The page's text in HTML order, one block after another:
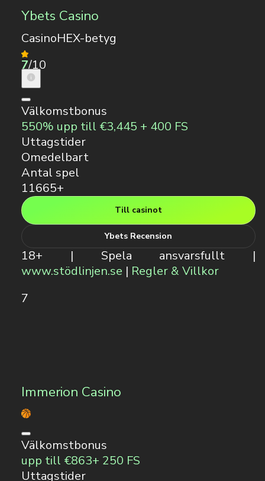
Ybets Casino
CasinoHEX-betyg
7/10
Välkomstbonus
550% upp till €3,445 + 400 FS
Uttagstider
Omedelbart
Antal spel
11665+
Till casinot
Ybets Recension
18+ | Spela ansvarsfullt |
www.stödlinjen.se | Regler & Villkor
7
Immerion Casino
Välkomstbonus
upp till €863+ 250 FS
Uttagstider